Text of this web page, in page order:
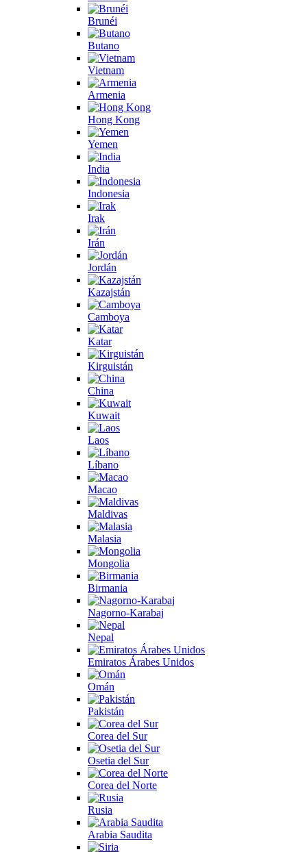
Brunéi
Butano
Vietnam
Armenia
Hong Kong
Yemen
India
Indonesia
Irak
Irán
Jordán
Kazajstán
Camboya
Katar
Kirguistán
China
Kuwait
Laos
Líbano
Macao
Maldivas
Malasia
Mongolia
Birmania
Nagorno-Karabaj
Nepal
Emiratos Árabes Unidos
Omán
Pakistán
Corea del Sur
Osetia del Sur
Corea del Norte
Rusia
Arabia Saudita